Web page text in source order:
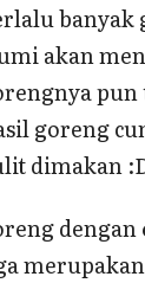
banyak
akan
goreng
dimakan
dengan